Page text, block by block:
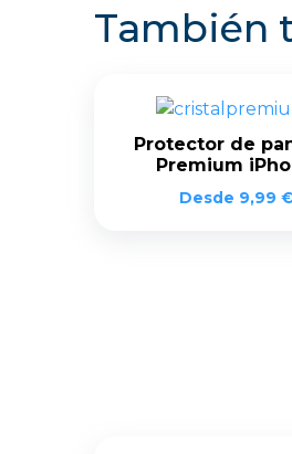
También
Protector de
Premium
Desde 9,99 €